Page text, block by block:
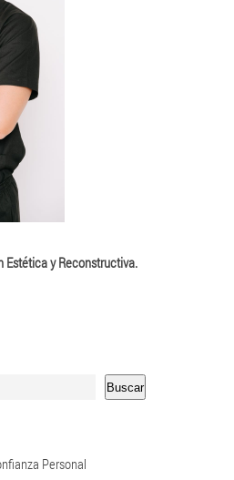
Estética y Reconstructiva.
Buscar
Personal